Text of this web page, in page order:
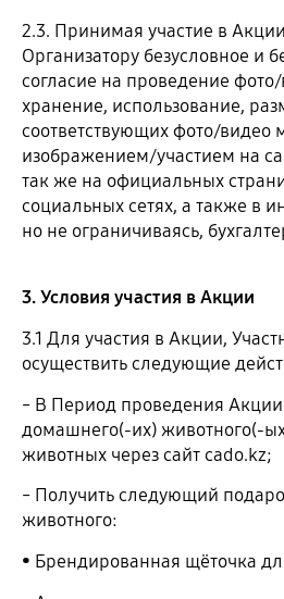
2.3. Принимая участие в
Организатору безусловное и
согласие на проведение
хранение, использование,
соответствующих фото/видео
изображением/участием на
так же на официальных
социальных сетях, а также в
но не ограничиваясь,
3. Условия участия в Акции
3.1 Для участия в Акции,
осуществить следующие
˗ В Период проведения Акции
домашнего(-их) животного(-
животных через сайт cado.kz;
˗ Получить следующий
животного:
• Брендированная щёточка